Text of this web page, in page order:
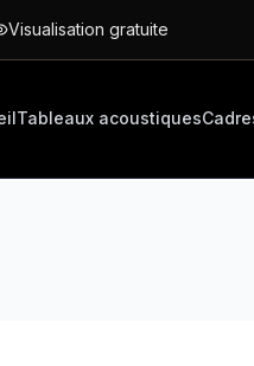
Visualisation gratuite
Tableaux acoustiques